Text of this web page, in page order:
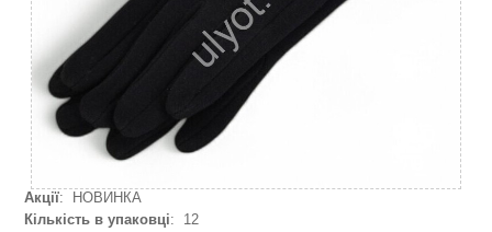
Акції: НОВИНКА
Кількість в упаковці: 12